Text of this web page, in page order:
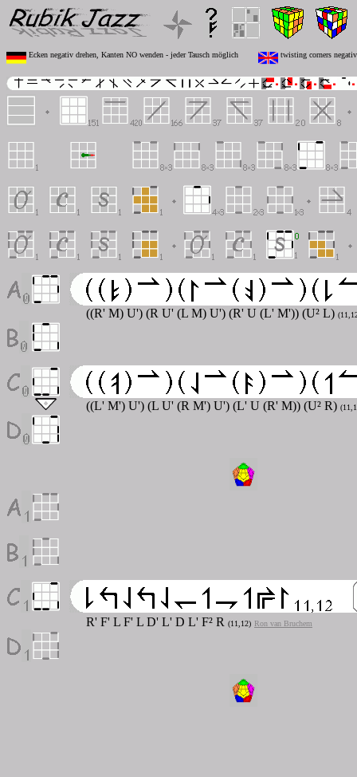
Ecken negativ drehen, Kanten NO wenden - jeder Tausch möglich twisting corners
((R' M) U') (R U' (L M) U') (R' U (L' M')) (U² L)
((L' M') U') (L U' (R M') U') (L' U (R' M)) (U² R)
R' F' L F' L D' L' D L' F² R (11,12) Ron van Bruchem